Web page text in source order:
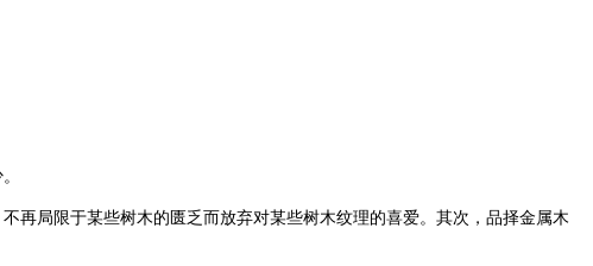
再局限于某些树木的匮乏而放弃对某些树木纹理的喜爱。其次，品择金属木